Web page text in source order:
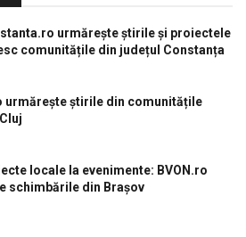
urmărește știrile și proiectele
comunitățile din județul Constanța
urmărește știrile din comunitățile
locale la evenimente: BVON.ro
schimbările din Brașov